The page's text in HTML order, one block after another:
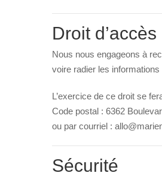
Droit d’accès
Nous nous engageons à
voire radier les
L’exercice de ce droit se
Code postal : 6362
ou par courriel :
Sécurité